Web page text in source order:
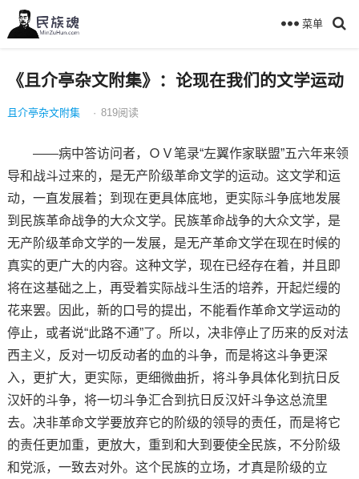
菜单
《且介亭杂文附集》：论现在我们的文学运动
且介亭杂文附集 · 819阅读
——病中答访问者，ＯＶ笔录“左翼作家联盟”五六年来领
导和战斗过来的，是无产阶级革命文学的运动。这文学和运
动，一直发展着；到现在更具体底地，更实际斗争底地发展
到民族革命战争的大众文学。民族革命战争的大众文学，是
无产阶级革命文学的一发展，是无产革命文学在现在时候的
真实的更广大的内容。这种文学，现在已经存在着，并且即
将在这基础之上，再受着实际战斗生活的培养，开起烂缦的
花来罢。因此，新的口号的提出，不能看作革命文学运动的
停止，或者说“此路不通”了。所以，决非停止了历来的反对法
西主义，反对一切反动者的血的斗争，而是将这斗争更深
入，更扩大，更实际，更细微曲折，将斗争具体化到抗日反
汉奸的斗争，将一切斗争汇合到抗日反汉奸斗争这总流里
去。决非革命文学要放弃它的阶级的领导的责任，而是将它
的责任更加重，更放大，重到和大到要使全民族，不分阶级
和党派，一致去对外。这个民族的立场，才真是阶级的立